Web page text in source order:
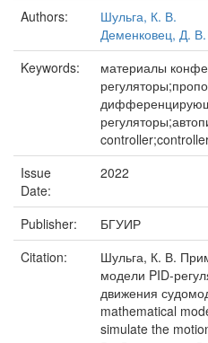
Authors:
Шульга, К. В.
Деменковец, Д. В.
Keywords:
материалы
Issue
Date:
2022
Publisher:
БГУИР
Citation:
Шульга, К. В.
модели PID-
движения
mathematical
simulate the